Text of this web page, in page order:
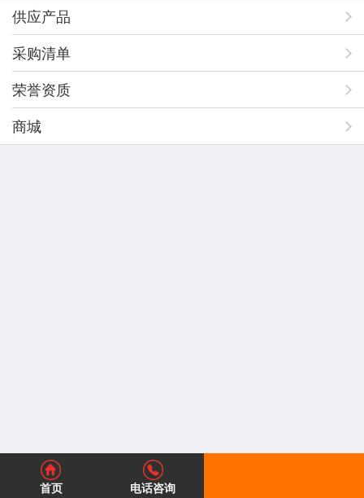
供应产品
采购清单
荣誉资质
商城
首页 电话咨询